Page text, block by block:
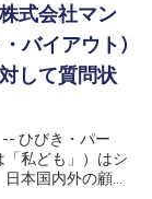
たが、同社が依
の姿勢を示して
いたしました。
開化の検討を目
会の設置 上場
の抜本的な対応
期売却及び大規
指摘の通り、
た技術で建築業
...
式会社マン
バイアウト)
して質問状
ひびき・パー
私ども」）はシ
本国内外の顧客